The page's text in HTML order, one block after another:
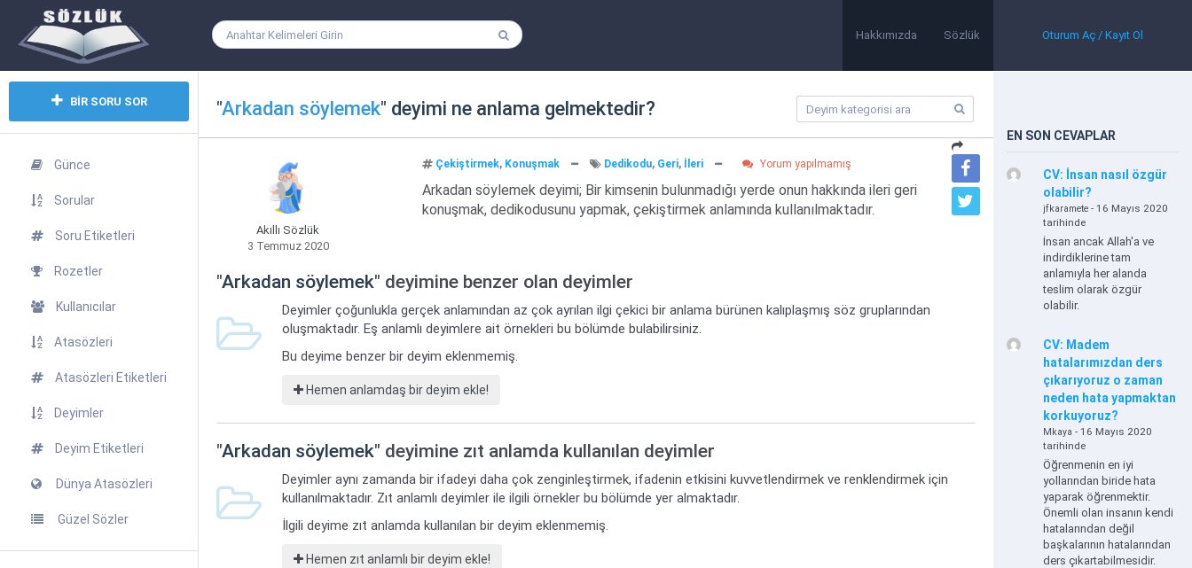
Hakkımızda Sözlük Oturum Aç / Kayıt Ol
BİR SORU SOR
Günce
Sorular
Soru Etiketleri
Rozetler
Kullanıcılar
Atasözleri
Atasözleri Etiketleri
Deyimler
Deyim Etiketleri
Dünya Atasözleri
Güzel Sözler
"Arkadan söylemek" deyimi ne anlama gelmektedir?
Akıllı Sözlük
3 Temmuz 2020
Çekiştirmek, Konuşmak Dedikodu, Geri, İleri Yorum yapılmamış
Arkadan söylemek deyimi; Bir kimsenin bulunmadığı yerde onun hakkında ileri geri
konuşmak, dedikodusunu yapmak, çekiştirmek anlamında kullanılmaktadır.
"Arkadan söylemek" deyimine benzer olan deyimler
Deyimler çoğunlukla gerçek anlamından az çok ayrılan ilgi çekici bir anlama bürünen kalıplaşmış söz gruplarından
oluşmaktadır. Eş anlamlı deyimlere ait örnekleri bu bölümde bulabilirsiniz.
Bu deyime benzer bir deyim eklenmemiş.
Hemen anlamdaş bir deyim ekle!
"Arkadan söylemek" deyimine zıt anlamda kullanılan deyimler
Deyimler aynı zamanda bir ifadeyi daha çok zenginleştirmek, ifadenin etkisini kuvvetlendirmek ve renklendirmek için
kullanılmaktadır. Zıt anlamlı deyimler ile ilgili örnekler bu bölümde yer almaktadır.
İlgili deyime zıt anlamda kullanılan bir deyim eklenmemiş.
Hemen zıt anlamlı bir deyim ekle!
EN SON CEVAPLAR
CV: İnsan nasıl özgür
olabilir?
jfkaramete - 16 Mayıs 2020
tarihinde
İnsan ancak Allah'a ve
indirdiklerine tam
anlamıyla her alanda
teslim olarak özgür
olabilir.
CV: Madem
hatalarımızdan ders
çıkarıyoruz o zaman
neden hata yapmaktan
korkuyoruz?
Mkaya - 16 Mayıs 2020
tarihinde
Öğrenmenin en iyi
yollarından biride hata
yaparak öğrenmektir.
Önemli olan insanın kendi
hatalarından değil
başkalarının hatalarından
ders çıkartabilmesidir.